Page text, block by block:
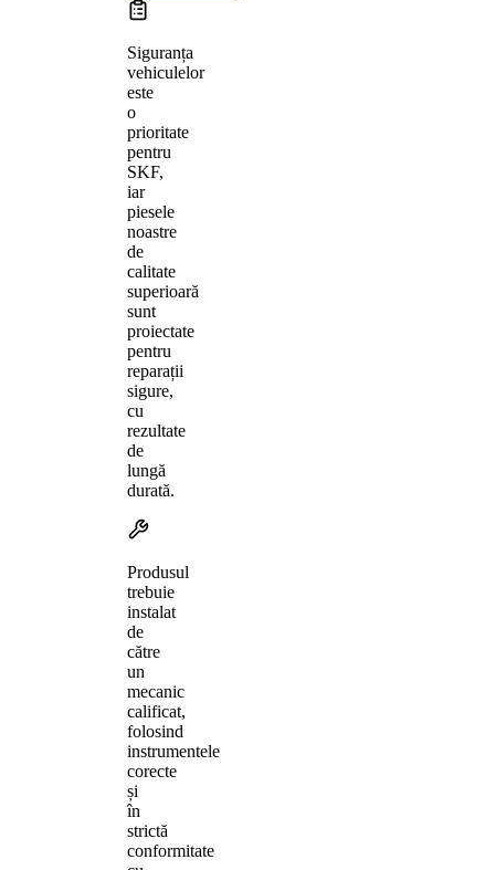
Siguranța
vehiculelor
este
o
prioritate
pentru
SKF,
iar
piesele
noastre
de
calitate
superioară
sunt
proiectate
pentru
reparații
sigure,
cu
rezultate
de
lungă
durată.
Produsul
trebuie
instalat
de
către
un
mecanic
calificat,
folosind
instrumentele
corecte
și
în
strictă
conformitate